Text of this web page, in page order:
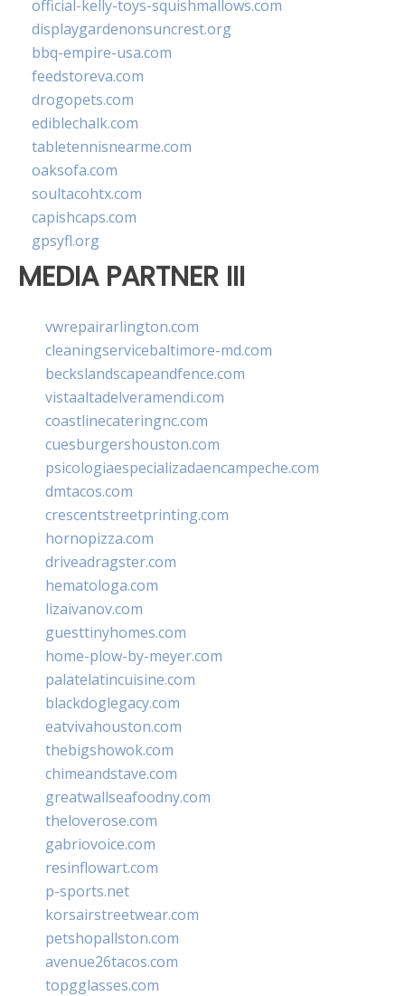
official-kelly-toys-squishmallows.com
displaygardenonsuncrest.org
bbq-empire-usa.com
feedstoreva.com
drogopets.com
ediblechalk.com
tabletennisnearme.com
oaksofa.com
soultacohtx.com
capishcaps.com
gpsyfl.org
MEDIA PARTNER III
vwrepairarlington.com
cleaningservicebaltimore-md.com
beckslandscapeandfence.com
vistaaltadelveramendi.com
coastlinecateringnc.com
cuesburgershouston.com
psicologiaespecializadaencampeche.com
dmtacos.com
crescentstreetprinting.com
hornopizza.com
driveadragster.com
hematologa.com
lizaivanov.com
guesttinyhomes.com
home-plow-by-meyer.com
palatelatincuisine.com
blackdoglegacy.com
eatvivahouston.com
thebigshowok.com
chimeandstave.com
greatwallseafoodny.com
theloverose.com
gabriovoice.com
resinflowart.com
p-sports.net
korsairstreetwear.com
petshopallston.com
avenue26tacos.com
topgglasses.com